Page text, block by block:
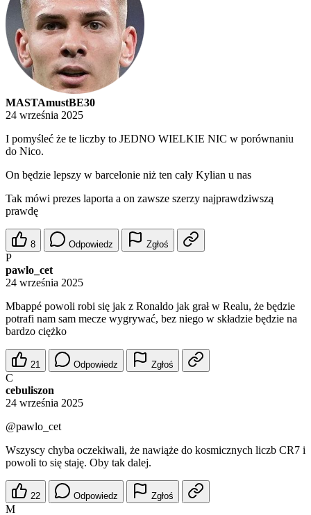
MASTAmustBE30
24 września 2025
I pomyśleć że te liczby to JEDNO WIELKIE NIC w porównaniu
do Nico.
On będzie lepszy w barcelonie niż ten cały Kylian u nas
Tak mówi prezes laporta a on zawsze szerzy najprawdziwszą
prawdę
8 Odpowiedz Zgłoś
P
pawlo_cet
24 września 2025
Mbappé powoli robi się jak z Ronaldo jak grał w Realu, że będzie
potrafi nam sam mecze wygrywać, bez niego w składzie będzie na
bardzo ciężko
21 Odpowiedz Zgłoś
C
cebuliszon
24 września 2025
@pawlo_cet
Wszyscy chyba oczekiwali, że nawiąże do kosmicznych liczb CR7 i
powoli to się staję. Oby tak dalej.
22 Odpowiedz Zgłoś
M